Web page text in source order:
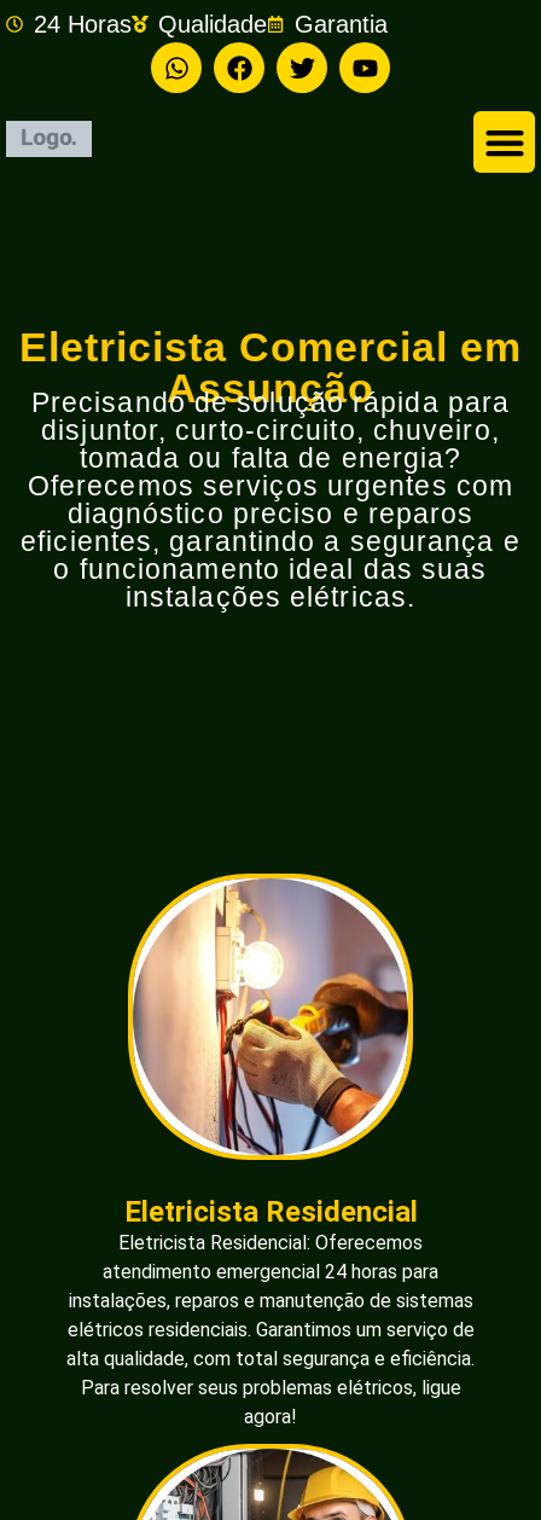
24 Horas Qualidade Garantia
Eletricista Comercial em
Assunção
Precisando de solução rápida para
disjuntor, curto-circuito, chuveiro,
tomada ou falta de energia?
Oferecemos serviços urgentes com
diagnóstico preciso e reparos
eficientes, garantindo a segurança e
o funcionamento ideal das suas
instalações elétricas.
Eletricista Residencial
Eletricista Residencial: Oferecemos
atendimento emergencial 24 horas para
instalações, reparos e manutenção de sistemas
elétricos residenciais. Garantimos um serviço de
alta qualidade, com total segurança e eficiência.
Para resolver seus problemas elétricos, ligue
agora!